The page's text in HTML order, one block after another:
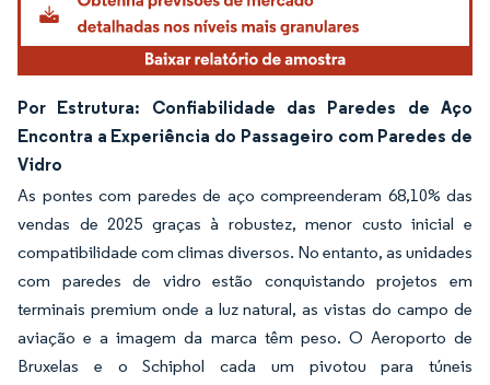
Por Estrutura: Confiabilidade das Paredes de Aço
Encontra a Experiência do Passageiro com Paredes de
Vidro
As pontes com paredes de aço compreenderam 68,10% das
vendas de 2025 graças à robustez, menor custo inicial e
compatibilidade com climas diversos. No entanto, as unidades
com paredes de vidro estão conquistando projetos em
terminais premium onde a luz natural, as vistas do campo de
aviação e a imagem da marca têm peso. O Aeroporto de
Bruxelas e o Schiphol cada um pivotou para túneis